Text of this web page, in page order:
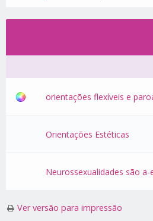
orientações flexíveis e
Orientações Estéticas
Neurossexualidades são
Ver versão para impressão